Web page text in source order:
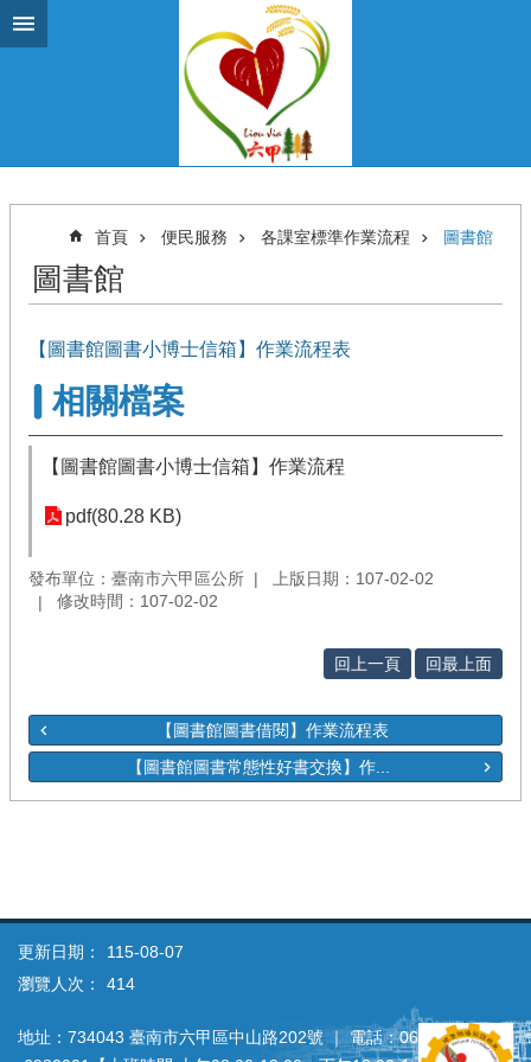
跳到主要內容區塊
首頁 便民服務 各課室標準作業流程 圖書館
圖書館
【圖書館圖書小博士信箱】作業流程表
相關檔案
【圖書館圖書小博士信箱】作業流程
pdf(80.28 KB)
發布單位：臺南市六甲區公所
上版日期：107-02-02
修改時間：107-02-02
回上一頁 回最上面
【圖書館圖書借閱】作業流程表
【圖書館圖書常態性好書交換】作...
更新日期：
115-08-07
瀏覽人次：
414
地址：734043 臺南市六甲區中山路202號 ｜ 電話：06